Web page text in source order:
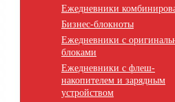
Ежедневники
Бизнес-блокноты
Ежедневники с
блоками
Ежедневники с флеш-
накопителем и зарядным
устройством